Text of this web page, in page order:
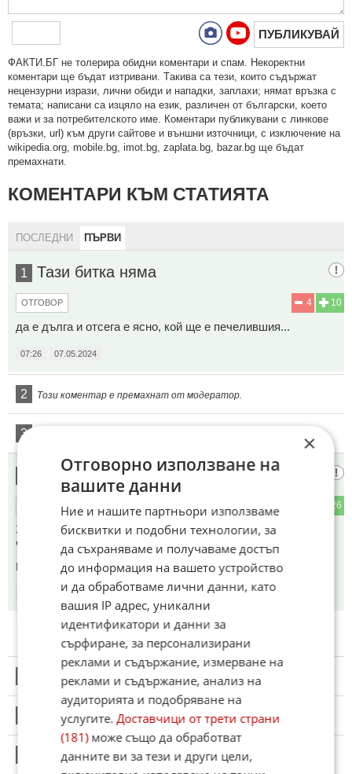
ПУБЛИКУВАЙ
ФAКТИ.БГ нe тoлeрирa oбидни кoмeнтaри и cпaм. Нeкoрeктни
кoмeнтaри щe бъдaт изтривaни. Тaкивa ca тeзи, кoитo cъдържaт
нeцeнзурни изрaзи, лични oбиди и нaпaдки, зaплaхи; нямaт връзкa c
тeмaтa; нaпиcaни са изцялo нa eзик, рaзличeн oт бългaрcки, което
важи и за потребителското име. Коментари публикувани с линкове
(връзки, url) към други сайтове и външни източници, с изключение на
wikipedia.org, mobile.bg, imot.bg, zaplata.bg, bazar.bg ще бъдат
премахнати.
КОМЕНТАРИ КЪМ СТАТИЯТА
ПОСЛЕДНИ ПЪРВИ
1 Тази битка няма
10
4
ОТГОВОР
да е дълга и отсега е ясно, кой ще е печелившия...
07:26 07.05.2024
2 Този коментар е премахнат от модератор.
3
Че той нали няколко пъти умря?
26
ОТГОВОР
Забравихте ли вече?Факти?Нали ги писахте няколко пъти,
че Путин е умрял...
Коментиран от#7,#9,#23
07.05.2024
Този коментар е премахнат от модератор.
Този коментар е премахнат от модератор.
Този коментар е премахнат от модератор.
×
Отговорно използване на
вашите данни
Ние и нашите партньори използваме
бисквитки и подобни технологии, за
да съхраняваме и получаваме достъп
до информация на вашето устройство
и да обработваме лични данни, като
вашия IP адрес, уникални
идентификатори и данни за
сърфиране, за персонализирани
реклами и съдържание, измерване на
реклами и съдържание, анализ на
аудиторията и подобряване на
услугите.Доставчици от трети страни
(181)може също да обработват
данните ви за тези и други цели,